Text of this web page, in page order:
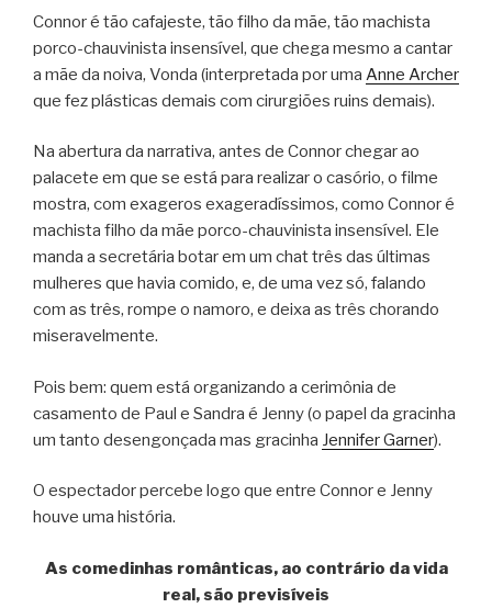
Connor é tão cafajeste, tão filho da mãe, tão machista
porco-chauvinista insensível, que chega mesmo a cantar
a mãe da noiva, Vonda (interpretada por uma Anne Archer
que fez plásticas demais com cirurgiões ruins demais).
Na abertura da narrativa, antes de Connor chegar ao
palacete em que se está para realizar o casório, o filme
mostra, com exageros exageradíssimos, como Connor é
machista filho da mãe porco-chauvinista insensível. Ele
manda a secretária botar em um chat três das últimas
mulheres que havia comido, e, de uma vez só, falando
com as três, rompe o namoro, e deixa as três chorando
miseravelmente.
Pois bem: quem está organizando a cerimônia de
casamento de Paul e Sandra é Jenny (o papel da gracinha
um tanto desengonçada mas gracinha Jennifer Garner).
O espectador percebe logo que entre Connor e Jenny
houve uma história.
As comedinhas românticas, ao contrário da vida
real, são previsíveis